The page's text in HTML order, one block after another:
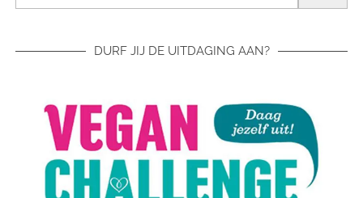
DURF JIJ DE UITDAGING AAN?